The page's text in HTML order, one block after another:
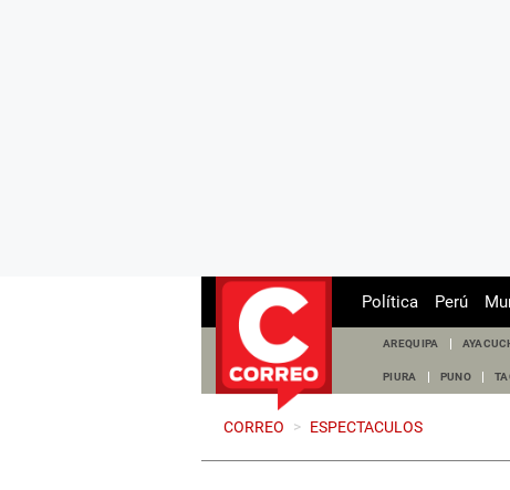
Política Perú
AREQUIPA
PIURA PUNO
CORREO > ESPECTACULOS